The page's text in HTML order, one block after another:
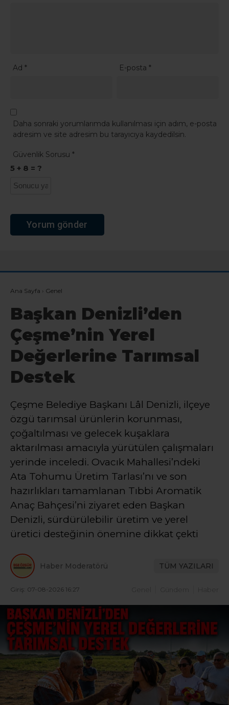
Ad * E-posta*
Daha sonraki yorumlarımda kullanılması için adım, e-posta
adresim ve site adresim bu tarayıcıya kaydedilsin.
Güvenlik Sorusu *
5 + 8 = ?
Ana Sayfa › Genel
Başkan Denizli’den
Çeşme’nin Yerel
Değerlerine Tarımsal
Destek
Çeşme Belediye Başkanı Lâl Denizli, ilçeye
özgü tarımsal ürünlerin korunması,
çoğaltılması ve gelecek kuşaklara
aktarılması amacıyla yürütülen çalışmaları
yerinde inceledi. Ovacık Mahallesi’ndeki
Ata Tohumu Üretim Tarlası’nı ve son
hazırlıkları tamamlanan Tıbbi Aromatik
Anaç Bahçesi’ni ziyaret eden Başkan
Denizli, sürdürülebilir üretim ve yerel
üretici desteğinin önemine dikkat çekti
Haber Moderatörü TÜM YAZILARI
Giriş: 07-08-2026 16:27 Gündem Haber